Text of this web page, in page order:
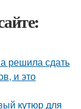
решила сдать
и это
кутюр для